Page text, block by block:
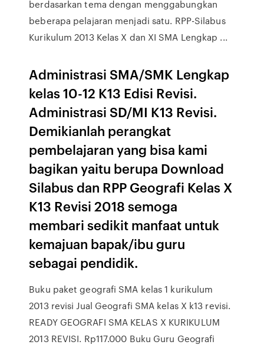
berdasarkan tema dengan menggabungkan
beberapa pelajaran menjadi satu. RPP-Silabus
Kurikulum 2013 Kelas X dan XI SMA Lengkap ...
Administrasi SMA/SMK Lengkap
kelas 10-12 K13 Edisi Revisi.
Administrasi SD/MI K13 Revisi.
Demikianlah perangkat
pembelajaran yang bisa kami
bagikan yaitu berupa Download
Silabus dan RPP Geografi Kelas X
K13 Revisi 2018 semoga
membari sedikit manfaat untuk
kemajuan bapak/ibu guru
sebagai pendidik.
Buku paket geografi SMA kelas 1 kurikulum
2013 revisi Jual Geografi SMA kelas X k13 revisi.
READY GEOGRAFI SMA KELAS X KURIKULUM
2013 REVISI. Rp117.000 Buku Guru Geografi